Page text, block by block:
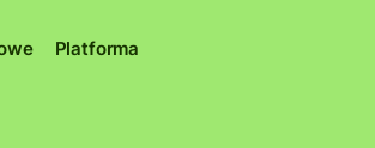
Platforma